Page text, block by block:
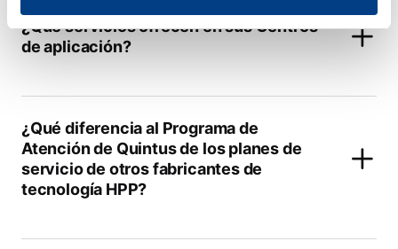
¿Qué servicios ofrecen en sus Centros
de aplicación?
¿Qué diferencia al Programa de
Atención de Quintus de los planes de
servicio de otros fabricantes de
tecnología HPP?